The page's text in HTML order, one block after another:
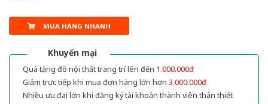
MUA HÀNG NHANH
Khuyến mại
Quà tặng đồ nội thất trang trí lên đến 1.000.000đ
Giảm trực tiếp khi mua đơn hàng lớn hơn 3.000.000đ
Nhiều ưu đãi lớn khi đăng ký tài khoản thành viên thân thiết